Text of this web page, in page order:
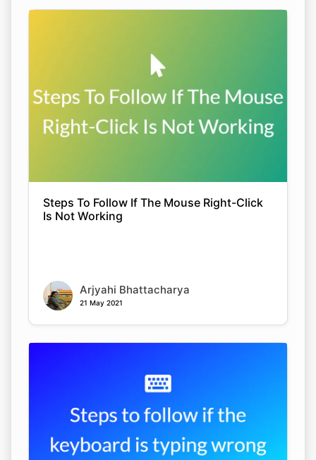
Steps To Follow If The Mouse Right-Click
Is Not Working
Arjyahi Bhattacharya
21 May 2021